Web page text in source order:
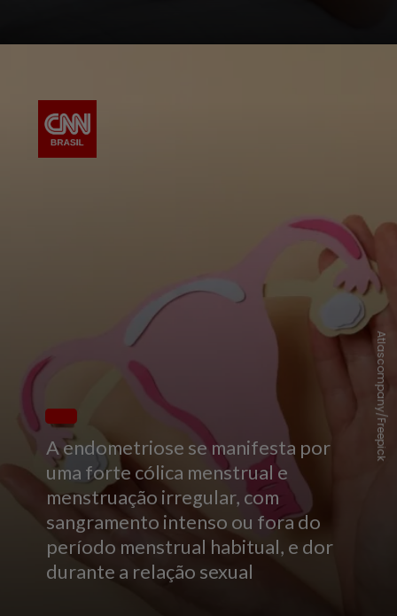
A endometriose se manifesta por
uma forte cólica menstrual e
menstruação irregular, com
sangramento intenso ou fora do
período menstrual habitual, e dor
durante a relação sexual
Atlascompany/Freepick